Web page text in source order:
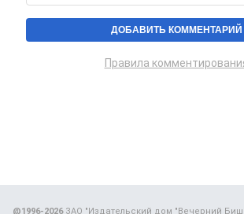
Правила
@1996-2026ЗАО "Издательский дом "Вечерний